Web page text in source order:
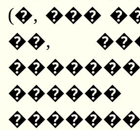
(�, ���
��,
������